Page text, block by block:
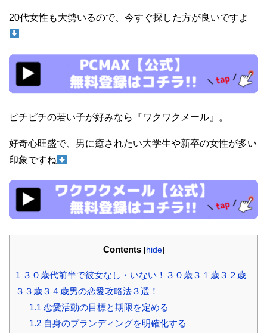
20代女性も大勢いるので、今すぐ探した方が良いですよ
ピチピチの若い子が好みなら『ワクワクメール』。
好奇心旺盛で、男に癒されたい大学生や新卒の女性が多い
印象ですね
Contents [hide]
1 ３０歳代前半で彼女なし・いない！３０歳３１歳３２歳
３３歳３４歳男の恋愛攻略法３選！
1.1 恋愛活動の目標と期限を定める
1.2自身のブランディングを明確化する